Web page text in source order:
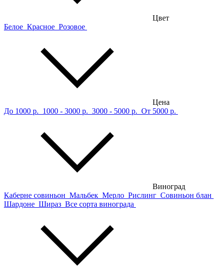
Цвет
Белое Красное Розовое
Цена
До 1000 р. 1000 - 3000 р. 3000 - 5000 р. От 5000 р.
Виноград
Каберне совиньон Мальбек Мерло Рислинг Совиньон блан
Шардоне Шираз Все сорта винограда